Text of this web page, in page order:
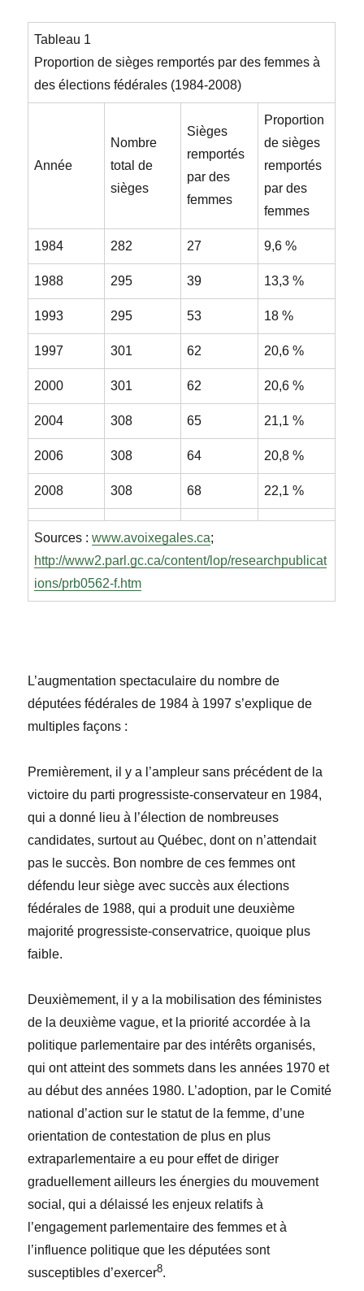
Tableau 1
Proportion de sièges remportés par des femmes à
des élections fédérales (1984-2008)
Année
Nombre
total de
sièges
Sièges
remportés
par des
femmes
Proportion
de sièges
remportés
par des
femmes
1984 282 27 9,6 %
1988 295 39 13,3 %
1993 295 53 18 %
1997 301 62 20,6 %
2000 301 62 20,6 %
2004 308 65 21,1 %
2006 308 64 20,8 %
2008 308 68 22,1 %
Sources :www.avoixegales.ca;
http://www2.parl.gc.ca/content/lop/researchpublicat
ions/prb0562-f.htm
L’augmentation spectaculaire du nombre de
députées fédérales de 1984 à 1997 s’explique de
multiples façons :
Premièrement, il y a l’ampleur sans précédent de la
victoire du parti progressiste-conservateur en 1984,
qui a donné lieu à l’élection de nombreuses
candidates, surtout au Québec, dont on n’attendait
pas le succès. Bon nombre de ces femmes ont
défendu leur siège avec succès aux élections
fédérales de 1988, qui a produit une deuxième
majorité progressiste-conservatrice, quoique plus
faible.
Deuxièmement, il y a la mobilisation des féministes
de la deuxième vague, et la priorité accordée à la
politique parlementaire par des intérêts organisés,
qui ont atteint des sommets dans les années 1970 et
au début des années 1980. L’adoption, par le Comité
national d’action sur le statut de la femme, d’une
orientation de contestation de plus en plus
extraparlementaire a eu pour effet de diriger
graduellement ailleurs les énergies du mouvement
social, qui a délaissé les enjeux relatifs à
l’engagement parlementaire des femmes et à
l’influence politique que les députées sont
susceptibles d’exercer8.